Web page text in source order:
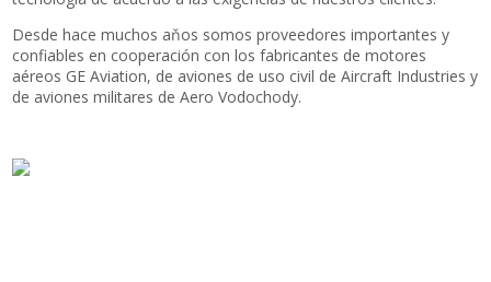
Desde hace muchos aňos somos proveedores importantes y
confiables en cooperación con los fabricantes de motores
aéreos GE Aviation, de aviones de uso civil de Aircraft Industries y
de aviones militares de Aero Vodochody.